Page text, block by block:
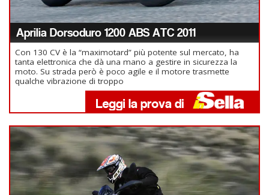
Aprilia Dorsoduro 1200 ABS ATC 2011
Con 130 CV è la “maximotard” più potente sul mercato, ha
tanta elettronica che dà una mano a gestire in sicurezza la
moto. Su strada però è poco agile e il motore trasmette
qualche vibrazione di troppo